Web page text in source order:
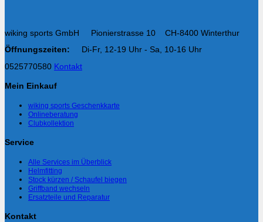
wiking sports GmbH Pionierstrasse 10 CH-8400 Winterthur
Öffnungszeiten:
Di-Fr, 12-19 Uhr - Sa, 10-16 Uhr
0525770580 Kontakt
Mein Einkauf
wiking sports Geschenkkarte
Onlineberatung
Clubkollektion
Service
Alle Services im Überblick
Helmfitting
Stock kürzen / Schaufel biegen
Griffband wechseln
Ersatzteile und Reparatur
Kontakt